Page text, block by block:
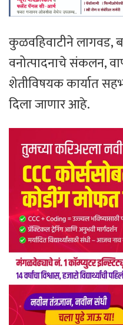
कुळवहिवाटीने लागवड,
वनोत्पादनाचे संकलन,
शेतीविषयक कार्यात
दिला जाणार आहे.